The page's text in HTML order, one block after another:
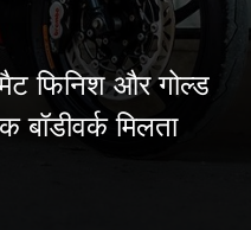
फिनिश और गोल्ड
मिलता